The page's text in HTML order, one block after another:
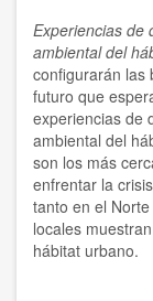
Experiencias de
ambiental del
configurarán las
futuro que
experiencias de
ambiental del
son los más
enfrentar la
tanto en el
locales
hábitat urbano.